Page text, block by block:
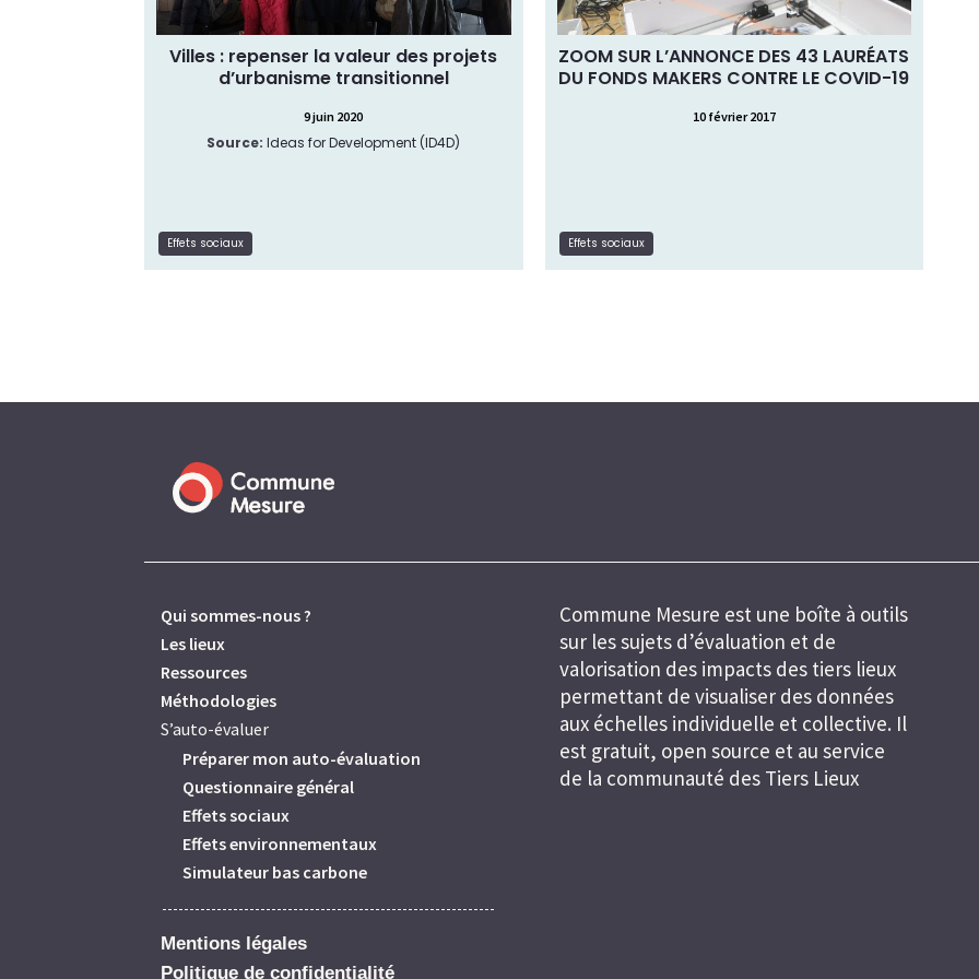
Effets sociaux
Villes : repenser la valeur des projets
d’urbanisme transitionnel
9 juin 2020
Source: Ideas for Development (ID4D)
Thématique:
Effets sociaux
Lire la suite Effets sociaux
ZOOM SUR L’ANNONCE DES 43 LAURÉATS
DU FONDS MAKERS CONTRE LE COVID-19
10 février 2017
preuve d’un engagement solidaire
admirable, souvent bénévolement.
Type de ressource:
Article
Lire la suite
Qui sommes-nous ?
Les lieux
Ressources
Méthodologies
S’auto-évaluer
Préparer mon auto-évaluation
Questionnaire général
Effets sociaux
Effets environnementaux
Simulateur bas carbone
Mentions légales
Politique de confidentialité
Commune Mesure est une boîte à outils
sur les sujets d’évaluation et de
valorisation des impacts des tiers lieux
permettant de visualiser des données
aux échelles individuelle et collective. Il
est gratuit, open source et au service
de la communauté des Tiers Lieux